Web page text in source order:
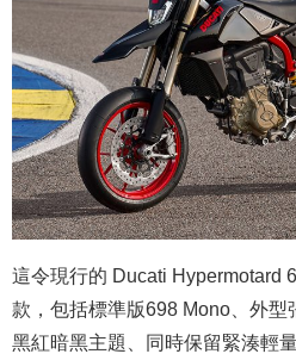
這令現行的 Ducati Hypermotard
款，包括標準版698 Mono、外型
黑紅暗黑主題、同時保留緊湊輕